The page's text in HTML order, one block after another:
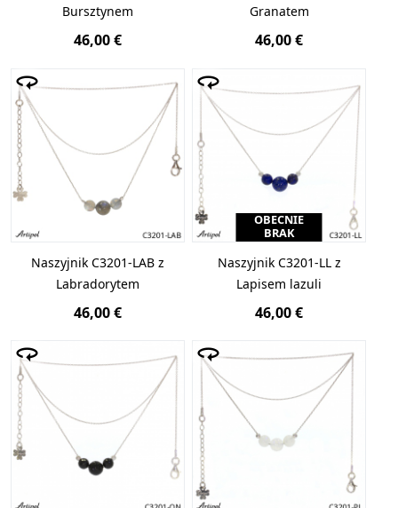
Bursztynem
46,00 €
Granatem
46,00 €
Naszyjnik C3201-LAB z
Labradorytem
46,00 €
OBECNIE
BRAK
Naszyjnik C3201-LL z
Lapisem lazuli
46,00 €